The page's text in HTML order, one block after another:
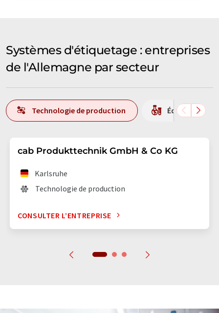
Systèmes d'étiquetage : entreprises
de l'Allemagne par secteur
Technologie de production Équipement /
cab Produkttechnik GmbH & Co KG
Karlsruhe
Technologie de production
CONSULTER L’ENTREPRISE